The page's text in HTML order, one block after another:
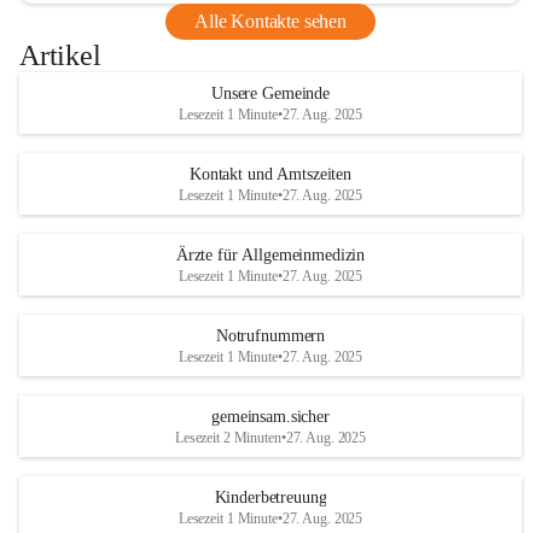
Alle Kontakte sehen
Artikel
Unsere Gemeinde
Lesezeit 1 Minute•27. Aug. 2025
Kontakt und Amtszeiten
Lesezeit 1 Minute•27. Aug. 2025
Ärzte für Allgemeinmedizin
Lesezeit 1 Minute•27. Aug. 2025
Notrufnummern
Lesezeit 1 Minute•27. Aug. 2025
gemeinsam.sicher
Lesezeit 2 Minuten•27. Aug. 2025
Kinderbetreuung
Lesezeit 1 Minute•27. Aug. 2025